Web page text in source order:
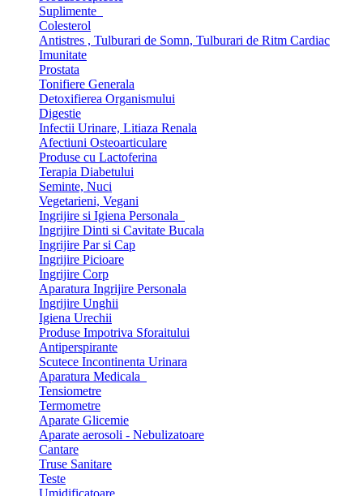
Suplimente
Colesterol
Antistres , Tulburari de Somn, Tulburari de Ritm Cardiac
Imunitate
Prostata
Tonifiere Generala
Detoxifierea Organismului
Digestie
Infectii Urinare, Litiaza Renala
Afectiuni Osteoarticulare
Produse cu Lactoferina
Terapia Diabetului
Seminte, Nuci
Vegetarieni, Vegani
Ingrijire si Igiena Personala
Ingrijire Dinti si Cavitate Bucala
Ingrijire Par si Cap
Ingrijire Picioare
Ingrijire Corp
Aparatura Ingrijire Personala
Ingrijire Unghii
Igiena Urechii
Produse Impotriva Sforaitului
Antiperspirante
Scutece Incontinenta Urinara
Aparatura Medicala
Tensiometre
Termometre
Aparate Glicemie
Aparate aerosoli - Nebulizatoare
Cantare
Truse Sanitare
Teste
Umidificatoare